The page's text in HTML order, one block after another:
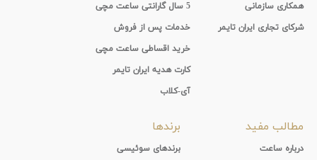
همکاری سازمانی
شرکای تجاری ایران تایمر
5 سال گارانتی ساعت مچی
خدمات پس از فروش
خرید اقساطی ساعت مچی
کارت هدیه ایران تایمر
آی-کلاب
مطالب مفید
درباره ساعت
برندها
برندهای سوئیسی